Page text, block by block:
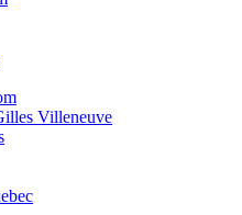
Villeneuve